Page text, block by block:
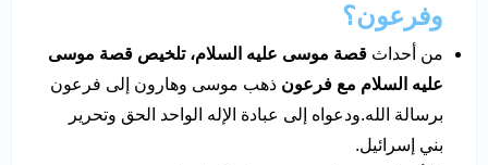
وفرعون؟
من أحداث قصة موسى عليه السلام،تلخيص قصة موسى
عليه السلام مع فرعون ذهب موسى وهارون إلى فرعون
برسالة الله.ودعواه إلى عبادة الإله الواحد الحق وتحرير
بني إسرائيل.